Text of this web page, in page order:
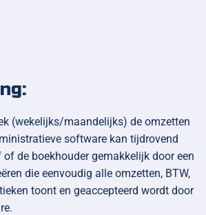
(wekelijks/maandelijks) de omzetten
software kan tijdrovend
de boekhouder gemakkelijk door een
die eenvoudig alle omzetten, BTW,
toont en geaccepteerd wordt door